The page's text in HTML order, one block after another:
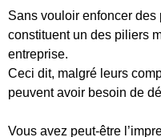
Sans vouloir enfoncer
constituent un des piliers
entreprise.
Ceci dit, malgré leurs
peuvent avoir besoin de
Vous avez peut-être